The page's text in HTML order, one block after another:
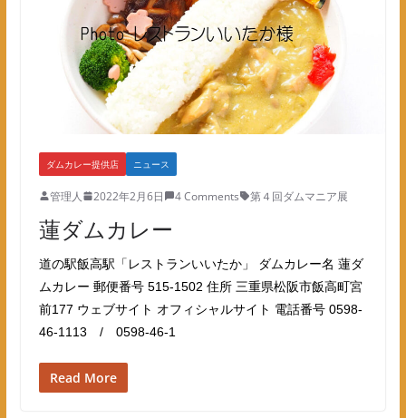
ダムカレー提供店 ニュース
管理人 2022年2月6日 4 Comments 第４回ダムマニア展
蓮ダムカレー
道の駅飯高駅「レストランいいたか」 ダムカレー名 蓮ダ
ムカレー 郵便番号 515-1502 住所 三重県松阪市飯高町宮
前177 ウェブサイト オフィシャルサイト 電話番号 0598-
46-1113 / 0598-46-1
Read More